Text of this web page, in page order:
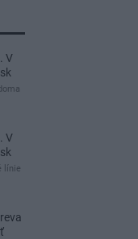
V
V
línie